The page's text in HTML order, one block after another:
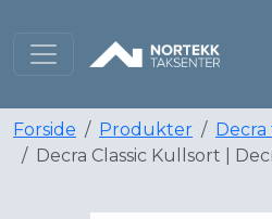
Forside Produkter
Decra Classic Kullsort |